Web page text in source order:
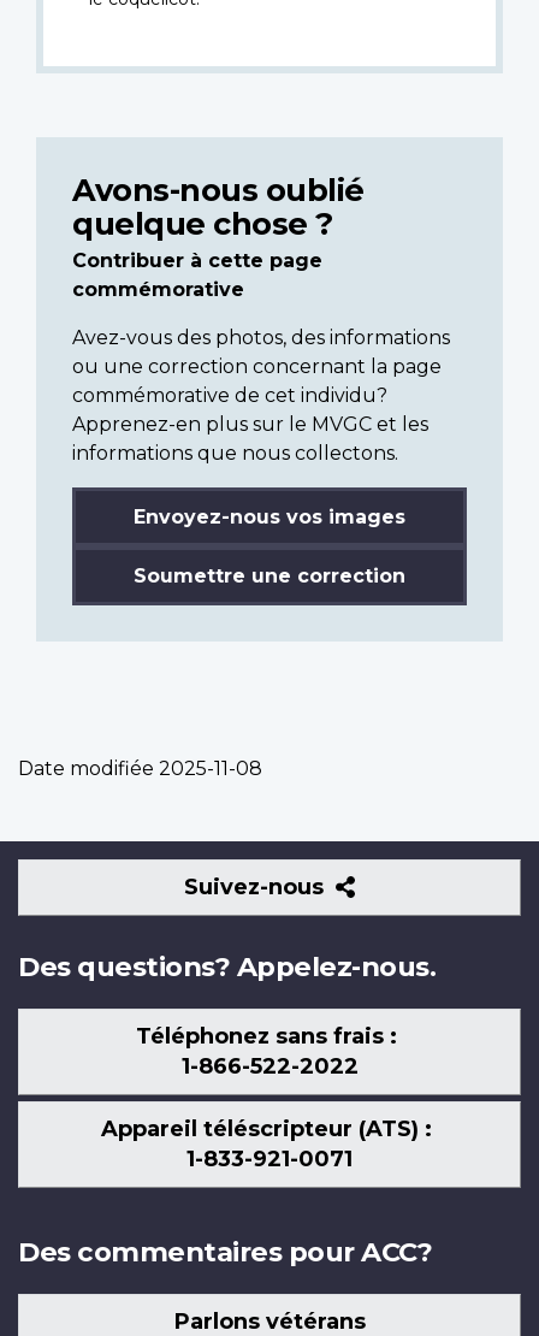
Avons-nous oublié
quelque chose ?
Contribuer à cette page
commémorative
Avez-vous des photos, des informations
ou une correction concernant la page
commémorative de cet individu?
Apprenez-en plus sur le MVGC et les
informations que nous collectons.
Envoyez-nous vos images
Soumettre une correction
Date modifiée 2025-11-08
Suivez-nous
Suivez-
nous
Des questions? Appelez-nous.
Téléphonez sans frais :
1-866-522-2022
Appareil téléscripteur (ATS) :
1-833-921-0071
Des commentaires pour ACC?
Parlons vétérans